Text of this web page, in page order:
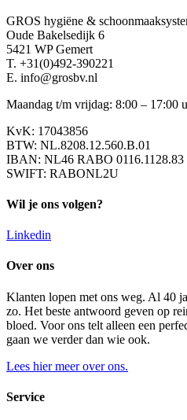
GROS hygiëne &
Oude Bakelsedijk 6
5421 WP Gemert
T. +31(0)492-390221
E. info@grosbv.nl
Maandag t/m vrijdag: 8:00 – 17:00
KvK: 17043856
BTW: NL.8208.12.560.B.01
IBAN: NL46 RABO 0116.1128.83
SWIFT: RABONL2U
Wil je ons volgen?
Linkedin
Over ons
Klanten lopen met ons weg. Al 40
zo. Het beste antwoord geven op
bloed. Voor ons telt alleen een
gaan we verder dan wie ook.
Lees hier meer over ons.
Service